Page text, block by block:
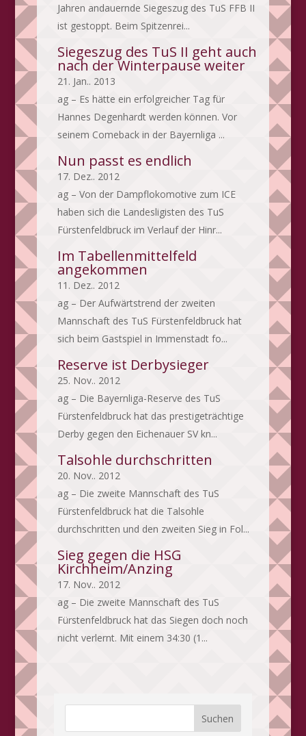
Jahren andauernde Siegeszug des TuS FFB II
ist gestoppt. Beim Spitzenrei...
Siegeszug des TuS II geht auch
nach der Winterpause weiter
21. Jan.. 2013
ag – Es hätte ein erfolgreicher Tag für
Hannes Degenhardt werden können. Vor
seinem Comeback in der Bayernliga ...
Nun passt es endlich
17. Dez.. 2012
ag – Von der Dampflokomotive zum ICE
haben sich die Landesligisten des TuS
Fürstenfeldbruck im Verlauf der Hinr...
Im Tabellenmittelfeld
angekommen
11. Dez.. 2012
ag – Der Aufwärtstrend der zweiten
Mannschaft des TuS Fürstenfeldbruck hat
sich beim Gastspiel in Immenstadt fo...
Reserve ist Derbysieger
25. Nov.. 2012
ag – Die Bayernliga-Reserve des TuS
Fürstenfeldbruck hat das prestigeträchtige
Derby gegen den Eichenauer SV kn...
Talsohle durchschritten
20. Nov.. 2012
ag – Die zweite Mannschaft des TuS
Fürstenfeldbruck hat die Talsohle
durchschritten und den zweiten Sieg in Fol...
Sieg gegen die HSG
Kirchheim/Anzing
17. Nov.. 2012
ag – Die zweite Mannschaft des TuS
Fürstenfeldbruck hat das Siegen doch noch
nicht verlernt. Mit einem 34:30 (1...